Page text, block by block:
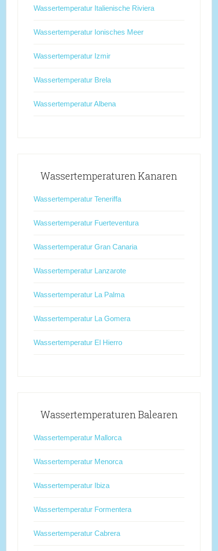
Wassertemperatur Italienische Riviera
Wassertemperatur Ionisches Meer
Wassertemperatur Izmir
Wassertemperatur Brela
Wassertemperatur Albena
Wassertemperaturen Kanaren
Wassertemperatur Teneriffa
Wassertemperatur Fuerteventura
Wassertemperatur Gran Canaria
Wassertemperatur Lanzarote
Wassertemperatur La Palma
Wassertemperatur La Gomera
Wassertemperatur El Hierro
Wassertemperaturen Balearen
Wassertemperatur Mallorca
Wassertemperatur Menorca
Wassertemperatur Ibiza
Wassertemperatur Formentera
Wassertemperatur Cabrera